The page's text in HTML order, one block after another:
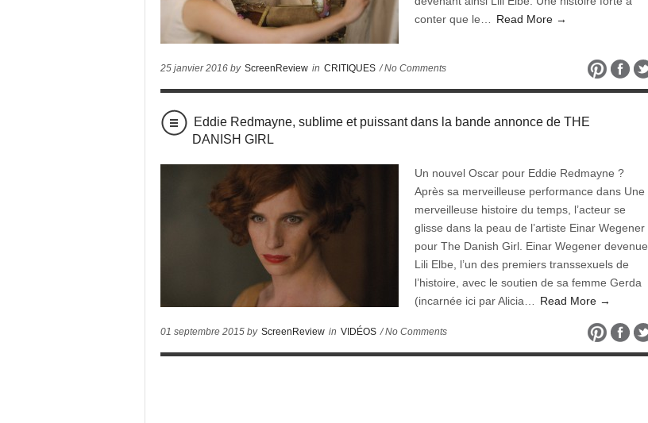
conter que le…
Read More →
25 janvier 2016 by ScreenReview in CRITIQUES / No Comments
Eddie Redmayne, sublime et puissant dans la bande annonce de THE
DANISH GIRL
Un nouvel Oscar pour Eddie Redmayne ?
Après sa merveilleuse performance dans Une
merveilleuse histoire du temps, l’acteur se
glisse dans la peau de l’artiste Einar Wegener
pour The Danish Girl. Einar Wegener devenue
Lili Elbe, l’un des premiers transsexuels de
l’histoire, avec le soutien de sa femme Gerda
(incarnée ici par Alicia…
Read More →
01 septembre 2015 by ScreenReview in VIDÉOS / No Comments